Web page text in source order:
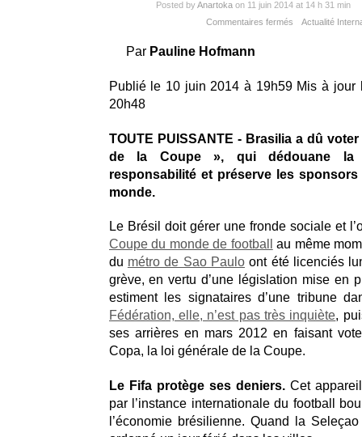
Posted byAnartokaon 11 juin 2014 at 14 h 31 min
Actualité
Commentaires fermés
Par Pauline Hofmann
Publié le 10 juin 2014 à 19h59 Mis à jour
20h48
TOUTE PUISSANTE -Brasilia a dû voter
de la Coupe », qui dédouane la
responsabilité et préserve les
monde.
Le Brésil doit gérer une fronde sociale et
Coupe du monde de football
au même
du métro de Sao Pauloont été licenciés
grève, en vertu d’une législation mise en
estiment les signataires d’une tribune
Fédération, elle, n’est pas très inquiète,
ses arrières en mars 2012 en faisant
Copa, la loi générale de la Coupe.
Le Fifa protège ses deniers.Cet
par l’instance internationale du football
l’économie brésilienne. Quand la